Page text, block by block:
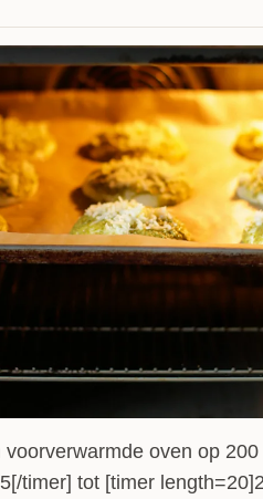
voorverwarmde oven op
timer] tot [timer